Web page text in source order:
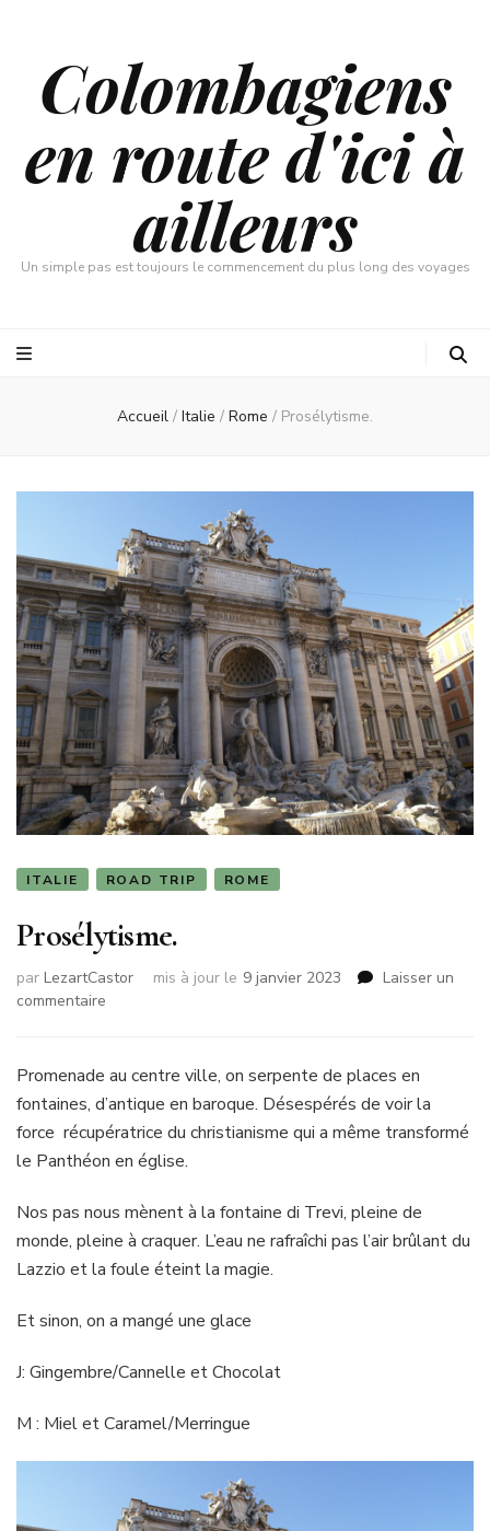
Colombagiens
en route d'ici à
ailleurs
Un simple pas est toujours le commencement du plus long des voyages
Accueil / Italie / Rome / Prosélytisme.
ITALIE ROAD TRIP ROME
Prosélytisme.
par LezartCastor mis à jour le 9 janvier 2023
Laisser un
commentaire
Promenade au centre ville, on serpente de places en
fontaines, d’antique en baroque. Désespérés de voir la
force récupératrice du christianisme qui a même transformé
le Panthéon en église.
Nos pas nous mènent à la fontaine di Trevi, pleine de
monde, pleine à craquer. L’eau ne rafraîchi pas l’air brûlant du
Lazzio et la foule éteint la magie.
Et sinon, on a mangé une glace
J: Gingembre/Cannelle et Chocolat
M : Miel et Caramel/Merringue